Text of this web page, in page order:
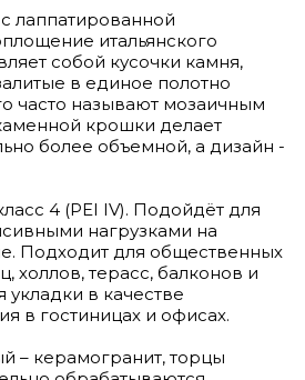
лаппатированной
итальянского
собой кусочки камня,
в единое полотно
часто называют мозаичным
крошки делает
более объемной, а дизайн -
4 (PEI IV). Подойдёт для
нагрузками на
Подходит для общественных
холлов, терасс, балконов и
в качестве
в гостиницах и офисах.
– керамогранит, торцы